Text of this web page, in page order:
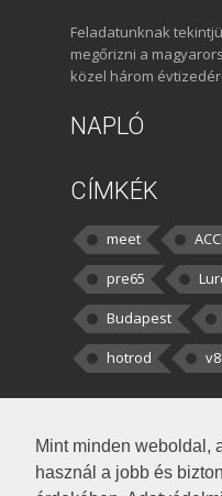
Mint minden weboldal,
használ a jobb és
Feladatunknak
megőrizni a
közel három
NAPLÓ
CÍMKÉK
meet
pre65
Budapest
hotrod
kortisz:
darabbaal számoltam.